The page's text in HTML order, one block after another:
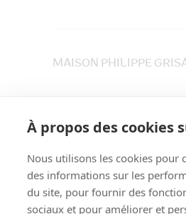
À propos des cookies
Nous utilisons les cookies pour
des informations sur les
du site, pour fournir des
sociaux et pour améliorer et
MAISON PHILIPPE
Tél. 04 79 84 30 91